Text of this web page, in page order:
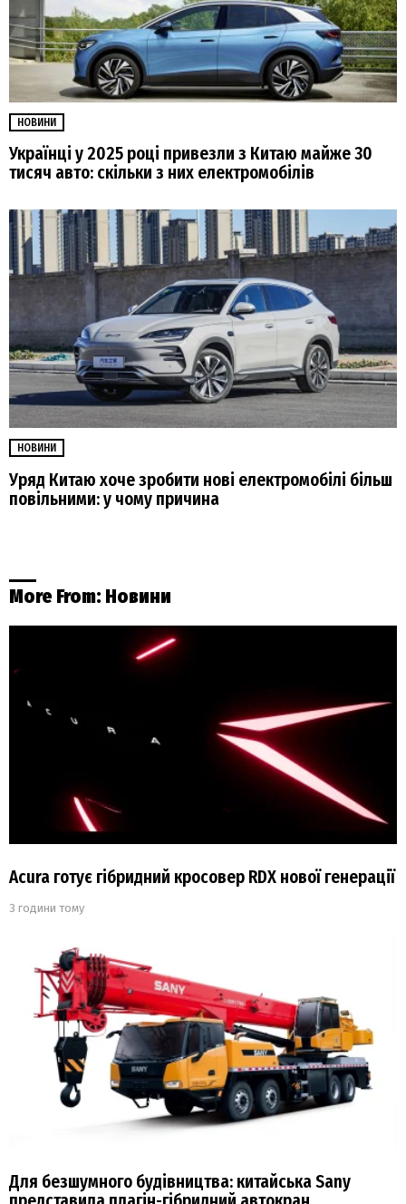
НОВИНИ
Українці у 2025 році привезли з Китаю майже 30
тисяч авто: скільки з них електромобілів
НОВИНИ
Уряд Китаю хоче зробити нові електромобілі більш
повільними: у чому причина
More From: Новини
Acura готує гібридний кросовер RDX нової генерації
3 години тому
Для безшумного будівництва: китайська Sany